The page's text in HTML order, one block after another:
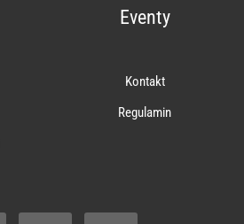
Eventy
Kontakt
Regulamin